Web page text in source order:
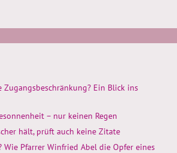
Zugangsbeschränkung? Ein Blick ins
– nur keinen Regen
hält, prüft auch keine Zitate
Wie Pfarrer Winfried Abel die Opfer eines